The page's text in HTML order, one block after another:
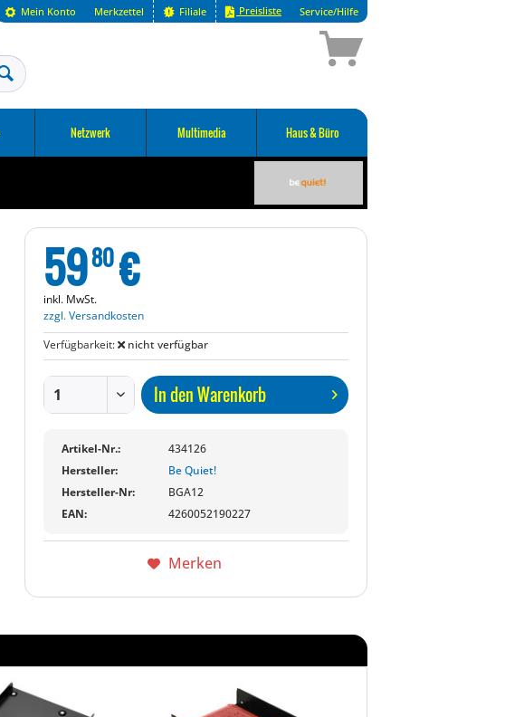
Mein Konto Merkzettel Filiale Preisliste Service/Hilfe
Netzwerk Multimedia Haus & Büro
5980€
inkl. MwSt.
zzgl. Versandkosten
Verfügbarkeit:
nicht verfügbar
In denWarenkorb
Artikel-Nr.:
434126
Hersteller:
Be Quiet!
Hersteller-Nr:
BGA12
EAN:
4260052190227
Merken